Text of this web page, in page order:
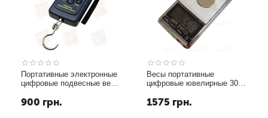
Портативные электронные
цифровые подвесные весы
макс. весом 40 кг
900 грн.
Весы портативные
цифровые ювелирные 300г
1575 грн.